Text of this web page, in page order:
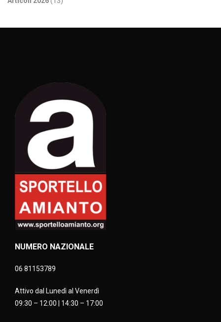
NUMERO NAZIONALE
06 81153789
Attivo dal Lunedì al Venerdì
09:30 – 12:00 | 14:30 – 17:00